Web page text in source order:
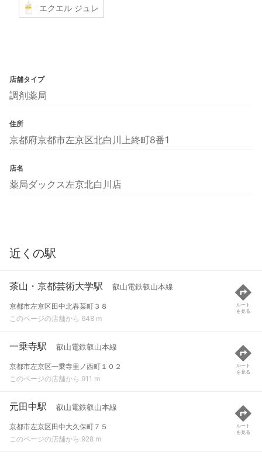
エクエル ジュレ
店舗タイプ
調剤薬局
住所
京都府京都市左京区北白川上終町8番1
店名
薬局ダックス左京北白川店
近くの駅
茶山・京都芸術大学駅 叡山電鉄叡山本線
京都市左京区田中北春菜町３８
このページの店舗から 648 m
ルート
を見る
一乗寺駅 叡山電鉄叡山本線
京都市左京区一乗寺里ノ西町１０２
このページの店舗から 911 m
ルート
を見る
元田中駅 叡山電鉄叡山本線
京都市左京区田中大久保町７５
このページの店舗から 928 m
ルート
を見る